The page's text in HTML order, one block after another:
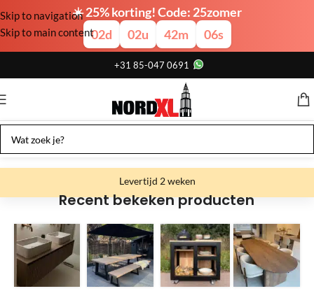
☀️ 25% korting! Code: 25zomer
02d 02u 42m 05s
Skip to navigation
Skip to main content
+31 85-047 0691
Levertijd 2 weken
Gratis verzending
Gratis afhalen
Showroom bij fabriek
Recent bekeken producten